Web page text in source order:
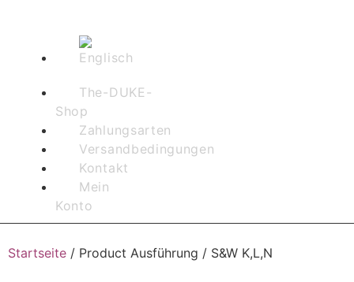
The-DUKE-
Shop
Zahlungsarten
Versandbedingungen
Kontakt
Mein
Konto
Startseite / Product Ausführung / S&W K,L,N